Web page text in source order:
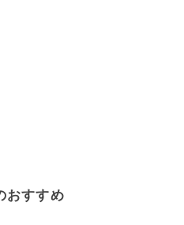
おすすめ